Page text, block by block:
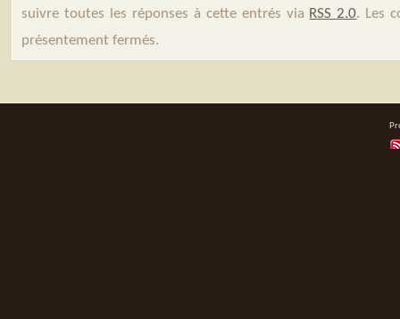
suivre toutes les réponses à cette entrés via RSS 2.0. Les
présentement fermés.